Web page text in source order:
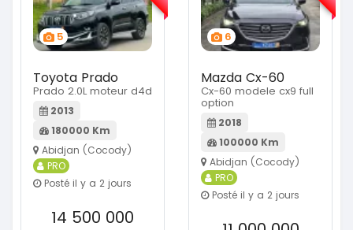
5
Toyota Prado
Prado 2.0L moteur d4d
2013
180000 Km
Abidjan (Cocody)
PRO
Posté il y a 2 jours
14 500 000
6
Mazda Cx-60
Cx-60 modele cx9 full
option
2018
100000 Km
Abidjan (Cocody)
PRO
Posté il y a 2 jours